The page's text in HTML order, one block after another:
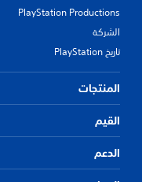
PlayStation Productions
الشركة
تاريخ PlayStation
المنتجات
القيم
الدعم